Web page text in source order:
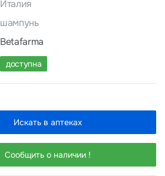
Италия
шампунь
Betafarma
доступна
Искать в аптеках
Сообщить о наличии !